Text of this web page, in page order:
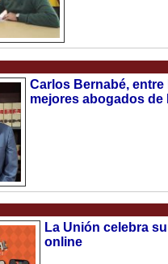
Carlos Bernabé, entre
mejores abogados de
La Unión celebra
online